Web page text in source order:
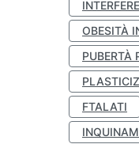
OBESITÀ
PUBERTÀ
FTALATI